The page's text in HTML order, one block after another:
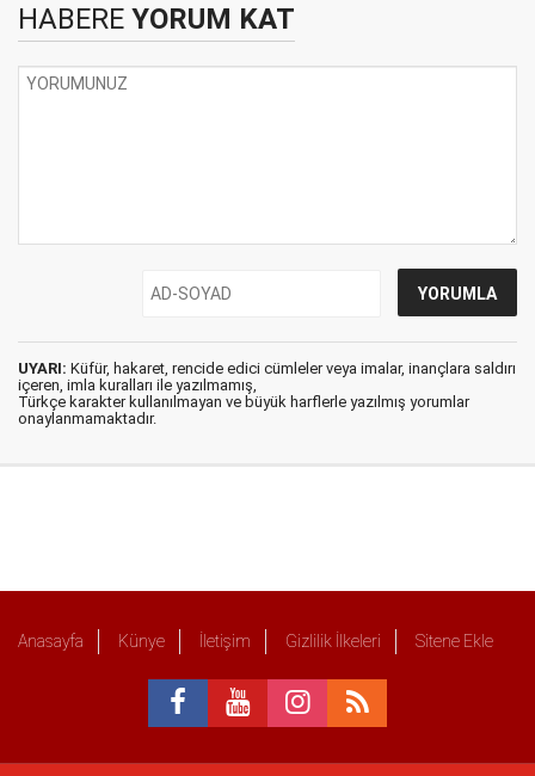
HABERE YORUM KAT
UYARI: Küfür, hakaret, rencide edici cümleler veya imalar, inançlara saldırı
içeren, imla kuralları ile yazılmamış,
Türkçe karakter kullanılmayan ve büyük harflerle yazılmış yorumlar
onaylanmamaktadır.
Anasayfa Künye İletişim Gizlilik İlkeleri Sitene Ekle